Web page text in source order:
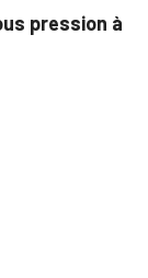
pression à